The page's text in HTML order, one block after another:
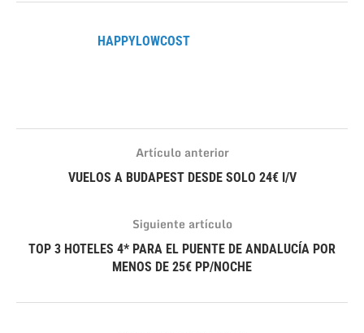
HAPPYLOWCOST
Artículo anterior
VUELOS A BUDAPEST DESDE SOLO 24€ I/V
Siguiente artículo
TOP 3 HOTELES 4* PARA EL PUENTE DE ANDALUCÍA POR
MENOS DE 25€ PP/NOCHE